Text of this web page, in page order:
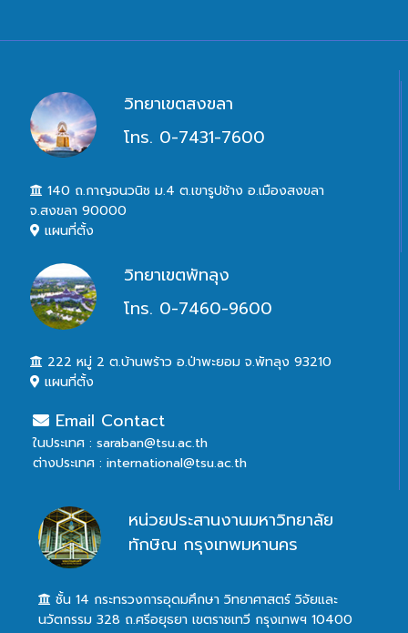
วิทยาเขตสงขลา
โทร. 0-7431-7600
140 ถ.กาญจนวนิช ม.4 ต.เขารูปช้าง อ.เมืองสงขลา
จ.สงขลา 90000
แผนที่ตั้ง
วิทยาเขตพัทลุง
โทร. 0-7460-9600
222 หมู่ 2 ต.บ้านพร้าว อ.ป่าพะยอม จ.พัทลุง 93210
แผนที่ตั้ง
Email Contact
ในประเทศ : saraban@tsu.ac.th
ต่างประเทศ : international@tsu.ac.th
หน่วยประสานงานมหาวิทยาลัย
ทักษิณ กรุงเทพมหานคร
ชั้น 14 กระทรวงการอุดมศึกษา วิทยาศาสตร์ วิจัยและ
นวัตกรรม 328 ถ.ศรีอยุธยา เขตราชเทวี กรุงเทพฯ 10400